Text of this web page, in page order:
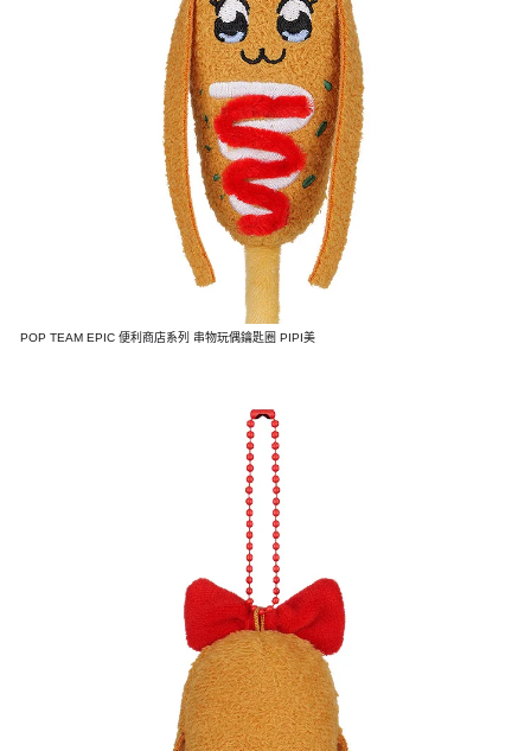
POP TEAM EPIC 便利商店系列 串物玩偶鑰匙圈 PIPI美